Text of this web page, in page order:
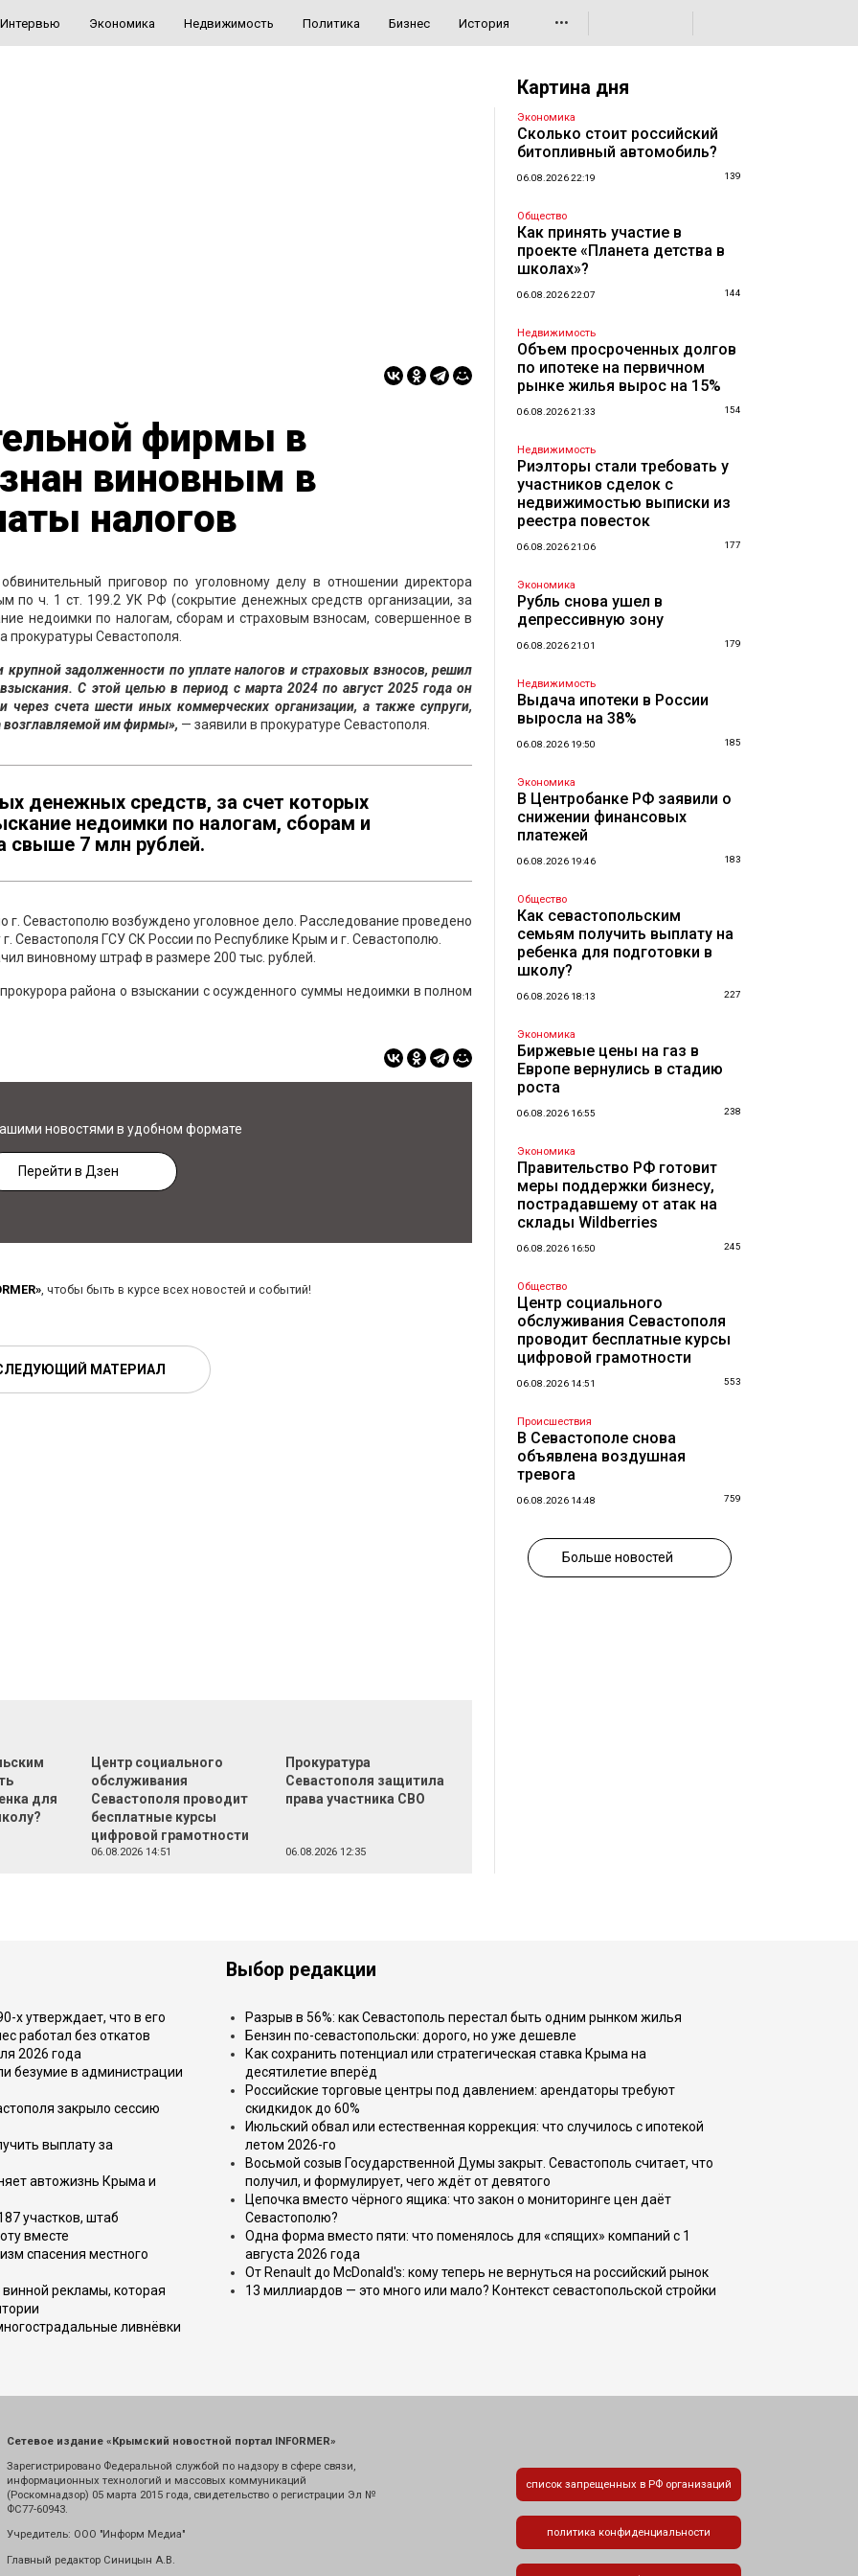
Интервью Экономика Недвижимость Политика Бизнес История •••
фирмы в
виновным в
налогов
приговор по уголовному делу в отношении директора
по ч. 1 ст. 199.2 УК РФ (сокрытие денежных средств организации, за
недоимки по налогам, сборам и страховым взносам, совершенное в
прокуратуры Севастополя.
крупной задолженности по уплате налогов и страховых взносов, решил
С этой целью в период с марта 2024 по август 2025 года он
через счета шести иных коммерческих организации, а также супруги,
возглавляемой им фирмы», — заявили в прокуратуре Севастополя.
денежных средств, за счет которых
недоимки по налогам, сборам и
свыше 7 млн рублей.
Севастополю возбуждено уголовное дело. Расследование проведено
Севастополя ГСУ СК России по Республике Крым и г. Севастополю.
виновному штраф в размере 200 тыс. рублей.
района о взыскании с осужденного суммы недоимки в полном
новостями в удобном формате
Перейти в Дзен
, чтобы быть в курсе всех новостей и событий!
МАТЕРИАЛ
для
Центр социального
обслуживания
Севастополя проводит
бесплатные курсы
цифровой грамотности
06.08.2026 14:51
Прокуратура
Севастополя защитила
права участника СВО
06.08.2026 12:35
Картина дня
Экономика
Сколько стоит российский
битопливный автомобиль?
06.08.2026 22:19 139
Общество
Как принять участие в
проекте «Планета детства в
школах»?
06.08.2026 22:07 144
Недвижимость
Объем просроченных долгов
по ипотеке на первичном
рынке жилья вырос на 15%
06.08.2026 21:33 154
Недвижимость
Риэлторы стали требовать у
участников сделок с
недвижимостью выписки из
реестра повесток
06.08.2026 21:06 177
Экономика
Рубль снова ушел в
депрессивную зону
06.08.2026 21:01 179
Недвижимость
Выдача ипотеки в России
выросла на 38%
06.08.2026 19:50 185
Экономика
В Центробанке РФ заявили о
снижении финансовых
платежей
06.08.2026 19:46 183
Общество
Как севастопольским
семьям получить выплату на
ребенка для подготовки в
школу?
06.08.2026 18:13 227
Экономика
Биржевые цены на газ в
Европе вернулись в стадию
роста
06.08.2026 16:55 238
Экономика
Правительство РФ готовит
меры поддержки бизнесу,
пострадавшему от атак на
склады Wildberries
06.08.2026 16:50 245
Общество
Центр социального
обслуживания Севастополя
проводит бесплатные курсы
цифровой грамотности
06.08.2026 14:51 553
Происшествия
В Севастополе снова
объявлена воздушная
тревога
06.08.2026 14:48 759
Больше новостей
х утверждает, что в его
работал без откатов
2026 года
безумие в администрации
закрыло сессию
выплату за
автожизнь Крыма и
участков, штаб
вместе
спасения местного
рекламы, которая
ливнёвки
Выбор редакции
Разрыв в 56%: как Севастополь перестал быть одним рынком жилья
Бензин по-севастопольски: дорого, но уже дешевле
Как сохранить потенциал или стратегическая ставка Крыма на
десятилетие вперёд
Российские торговые центры под давлением: арендаторы требуют
скидкидок до 60%
Июльский обвал или естественная коррекция: что случилось с ипотекой
летом 2026-го
Восьмой созыв Государственной Думы закрыт. Севастополь считает, что
получил, и формулирует, чего ждёт от девятого
Цепочка вместо чёрного ящика: что закон о мониторинге цен даёт
Севастополю?
Одна форма вместо пяти: что поменялось для «спящих» компаний с 1
августа 2026 года
От Renault до McDonald's: кому теперь не вернуться на российский рынок
13 миллиардов — это много или мало? Контекст севастопольской стройки
Сетевое издание «Крымский новостной портал INFORMER»
Зарегистрировано Федеральной службой по надзору в сфере связи,
информационных технологий и массовых коммуникаций
(Роскомнадзор) 05 марта 2015 года, свидетельство о регистрации Эл №
ФС77-60943.
Учредитель: ООО "Информ Медиа"
Главный редактор Синицын А.В.
список запрещенных в РФ организаций
политика конфиденциальности